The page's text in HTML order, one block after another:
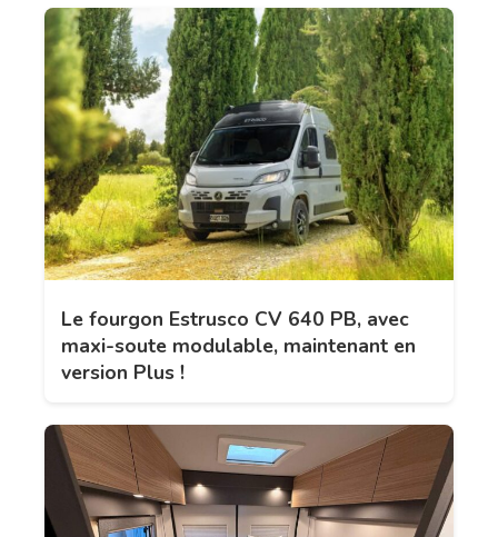
Le fourgon Estrusco CV 640 PB, avec
maxi-soute modulable, maintenant en
version Plus !